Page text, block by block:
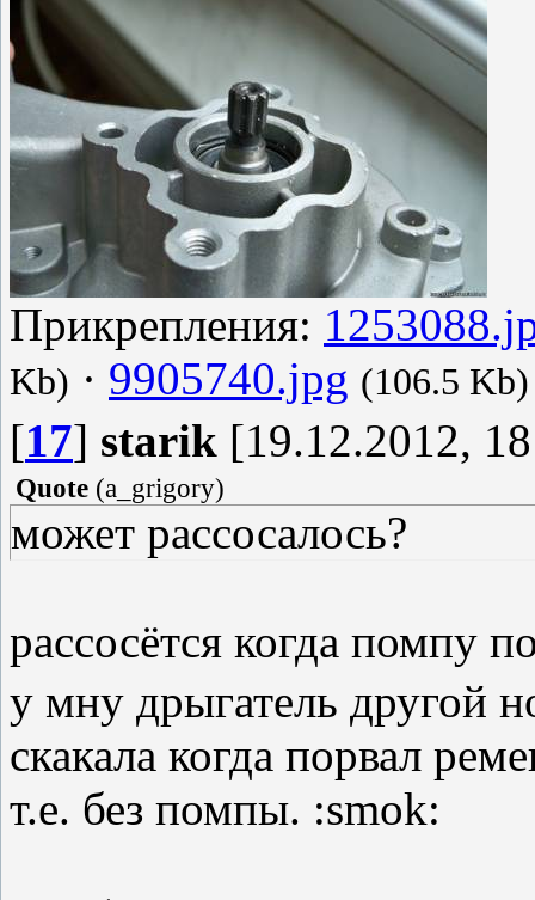
Прикрепления:
Kb) · 9905740.jpg (106.5 Kb)
[17] starik [19.12.2012,
Quote (a_grigory)
может рассосалось?
рассосётся когда помпу
у мну дрыгатель другой
скакала когда порвал
т.е. без помпы. :smok: